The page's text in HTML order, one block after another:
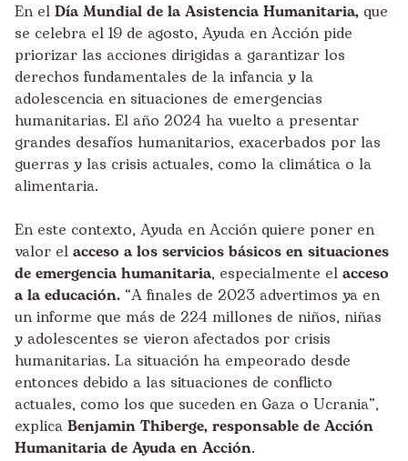
En el Día Mundial de la Asistencia Humanitaria, que
se celebra el 19 de agosto, Ayuda en Acción pide
priorizar las acciones dirigidas a garantizar los
derechos fundamentales de la infancia y la
adolescencia en situaciones de emergencias
humanitarias. El año 2024 ha vuelto a presentar
grandes desafíos humanitarios, exacerbados por las
guerras y las crisis actuales, como la climática o la
alimentaria.
En este contexto, Ayuda en Acción quiere poner en
valor el acceso a los servicios básicos en situaciones
de emergencia humanitaria, especialmente el acceso
a la educación. “A finales de 2023 advertimos ya en
un informe que más de 224 millones de niños, niñas
y adolescentes se vieron afectados por crisis
humanitarias. La situación ha empeorado desde
entonces debido a las situaciones de conflicto
actuales, como los que suceden en Gaza o Ucrania”,
explica Benjamin Thiberge, responsable de Acción
Humanitaria de Ayuda en Acción.